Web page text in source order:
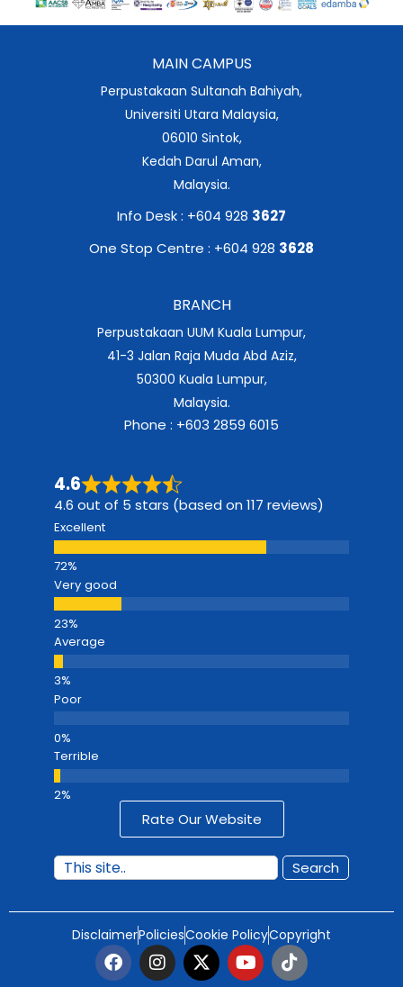
MAIN CAMPUS
Perpustakaan Sultanah Bahiyah,
Universiti Utara Malaysia,
06010 Sintok,
Kedah Darul Aman,
Malaysia.
Info Desk : +604 928 3627
One Stop Centre : +604 928 3628
BRANCH
Perpustakaan UUM Kuala Lumpur,
41-3 Jalan Raja Muda Abd Aziz,
50300 Kuala Lumpur,
Malaysia.
Phone : +603 2859 6015
4.6
4.6 out of 5 stars (based on 117 reviews)
Excellent
Very good
Average
Poor
Terrible
Rate Our Website
Search
DisclaimerPoliciesCookie PolicyCopyright